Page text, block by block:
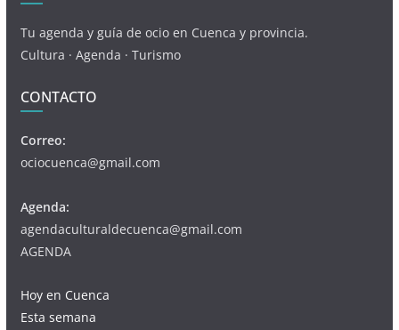
Tu agenda y guía de ocio en Cuenca y provincia.
Cultura · Agenda · Turismo
CONTACTO
Correo:
ociocuenca@gmail.com
Agenda:
agendaculturaldecuenca@gmail.com
AGENDA
Hoy en Cuenca
Esta semana